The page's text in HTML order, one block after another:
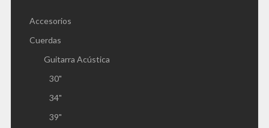
Accesorios
Cuerdas
Guitarra Acústica
30"
34"
39"